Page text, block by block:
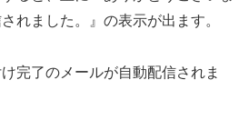
れました。』の表示が出ます。
完了のメールが自動配信されま